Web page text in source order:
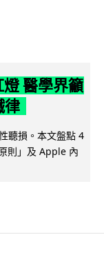
醫學界籲
律
聽損。本文盤點 4
則」及 Apple 內